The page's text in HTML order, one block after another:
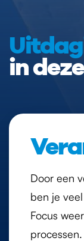
in
Door een
ben je
Focus
processen.